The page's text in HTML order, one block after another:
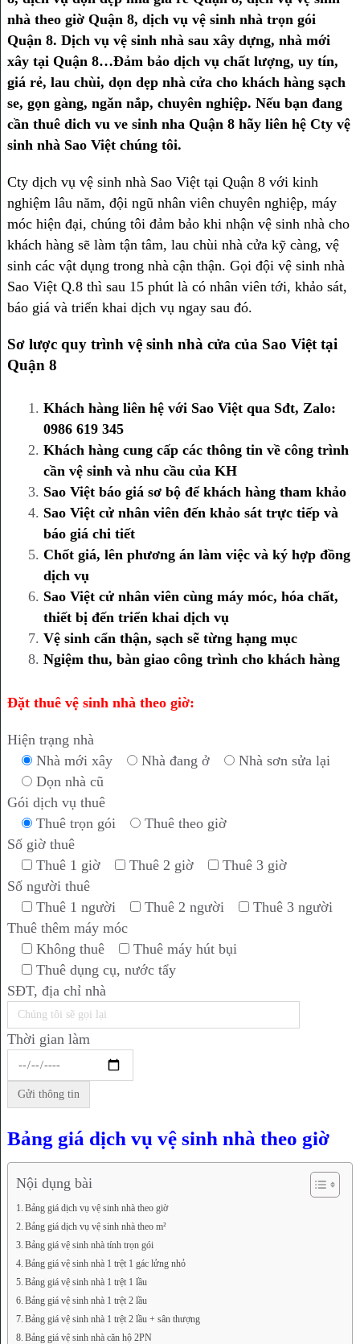
nhà theo giờ Quận 8, dịch vụ vệ sinh nhà trọn gói
Quận 8. Dịch vụ vệ sinh nhà sau xây dựng, nhà mới
xây tại Quận 8…Đảm bảo dịch vụ chất lượng, uy tín,
giá rẻ, lau chùi, dọn dẹp nhà cửa cho khách hàng sạch
se, gọn gàng, ngăn nắp, chuyên nghiệp. Nếu bạn đang
cần thuê dich vu ve sinh nha Quận 8 hãy liên hệ Cty vệ
sinh nhà Sao Việt chúng tôi.
Cty dịch vụ vệ sinh nhà Sao Việt tại Quận 8 với kinh
nghiệm lâu năm, đội ngũ nhân viên chuyên nghiệp, máy
móc hiện đại, chúng tôi đảm bảo khi nhận vệ sinh nhà cho
khách hàng sẽ làm tận tâm, lau chùi nhà cửa kỹ càng, vệ
sinh các vật dụng trong nhà cận thận. Gọi đội vệ sinh nhà
Sao Việt Q.8 thì sau 15 phút là có nhân viên tới, khảo sát,
báo giá và triển khai dịch vụ ngay sau đó.
Sơ lược quy trình vệ sinh nhà cửa của Sao Việt tại
Quận 8
Khách hàng liên hệ với Sao Việt qua Sđt, Zalo:
0986 619 345
Khách hàng cung cấp các thông tin về công trình
cần vệ sinh và nhu cầu của KH
Sao Việt báo giá sơ bộ để khách hàng tham khảo
Sao Việt cử nhân viên đến khảo sát trực tiếp và
báo giá chi tiết
Chốt giá, lên phương án làm việc và ký hợp đồng
dịch vụ
Sao Việt cử nhân viên cùng máy móc, hóa chất,
thiết bị đến triển khai dịch vụ
Vệ sinh cẩn thận, sạch sẽ từng hạng mục
Ngiệm thu, bàn giao công trình cho khách hàng
Đặt thuê vệ sinh nhà theo giờ:
Hiện trạng nhà
Nhà mới xây
Nhà đang ở
Nhà sơn sửa lại
Dọn nhà cũ
Gói dịch vụ thuê
Thuê trọn gói
Thuê theo giờ
Số giờ thuê
Thuê 1 giờ
Thuê 2 giờ
Thuê 3 giờ
Số người thuê
Thuê 1 người
Thuê 2 người
Thuê 3 người
Thuê thêm máy móc
Không thuê
Thuê máy hút bụi
Thuê dụng cụ, nước tẩy
SĐT, địa chỉ nhà
Thời gian làm
Bảng giá dịch vụ vệ sinh nhà theo giờ
Nội dụng bài
Bảng giá dịch vụ vệ sinh nhà theo giờ
Bảng giá dịch vụ vệ sinh nhà theo m²
Bảng giá vệ sinh nhà tính trọn gói
Bảng giá vệ sinh nhà 1 trệt 1 gác lửng nhỏ
Bảng giá vệ sinh nhà 1 trệt 1 lầu
Bảng giá vệ sinh nhà 1 trệt 2 lầu
Bảng giá vệ sinh nhà 1 trệt 2 lầu + sân thượng
Bảng giá vệ sinh nhà căn hộ 2PN